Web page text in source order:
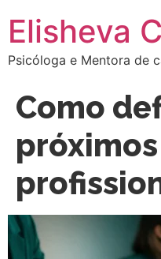
Elisheva
Psicóloga e Mentora de
Como